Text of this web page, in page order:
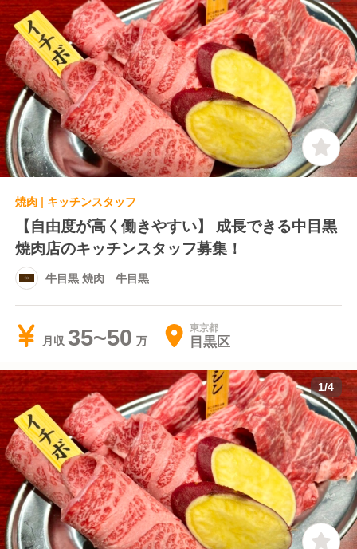
焼肉 | キッチンスタッフ
【自由度が高く働きやすい】 成長できる中目黒
焼肉店のキッチンスタッフ募集！
牛目黒 焼肉 牛目黒
月収 35~50 東京都
目黒区
1/4